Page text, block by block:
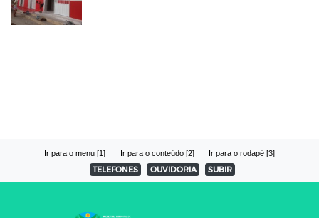
Ir para o menu [1] Ir para o conteúdo [2] Ir para o rodapé [3]
TELEFONES OUVIDORIA SUBIR